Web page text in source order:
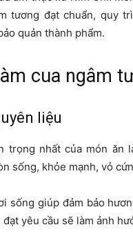
tương đạt chuẩn, quy
quản thành phẩm.
cua ngâm
liệu
trọng nhất của món ăn
sống, khỏe mạnh, vỏ
sống giúp đảm bảo
đạt yêu cầu sẽ làm ảnh